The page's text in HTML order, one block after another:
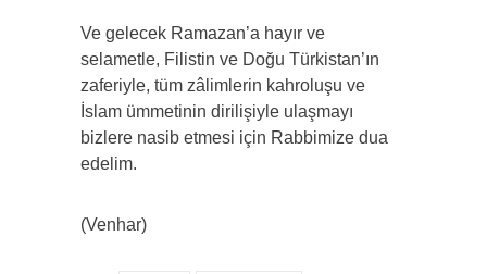
Ve gelecek Ramazan’a hayır ve
selametle, Filistin ve Doğu Türkistan’ın
zaferiyle, tüm zâlimlerin kahroluşu ve
İslam ümmetinin dirilişiyle ulaşmayı
bizlere nasib etmesi için Rabbimize dua
edelim.
(Venhar)